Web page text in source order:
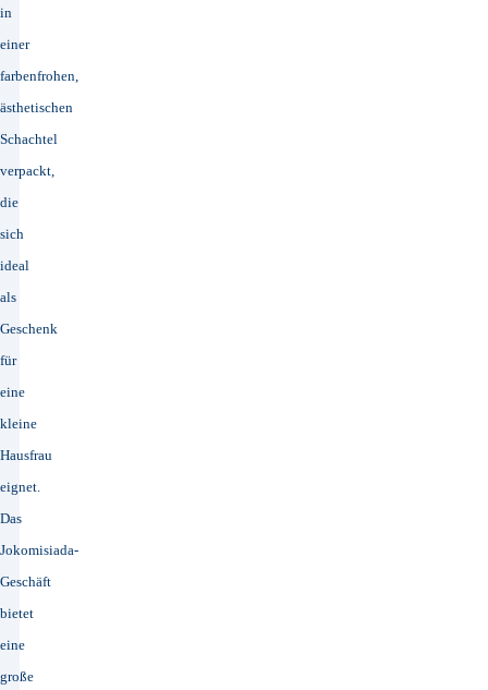
in
einer
farbenfrohen,
ästhetischen
Schachtel
verpackt,
die
sich
ideal
als
Geschenk
für
eine
kleine
Hausfrau
eignet.
Das
Jokomisiada-
Geschäft
bietet
eine
große